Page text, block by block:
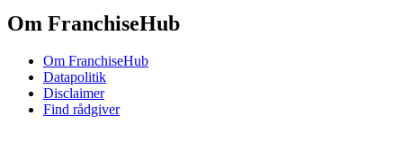
Om FranchiseHub
Om FranchiseHub
Datapolitik
Disclaimer
Find rådgiver